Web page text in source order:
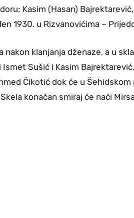
Kasim (Hasan)
1930. u Rizvanovićima –
klanjanja dženaze, a u
Sušić i Kasim
Čikotić dok će u Šehidskom
konačan smiraj će naći